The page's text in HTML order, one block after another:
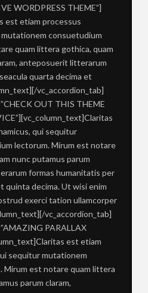
WORDPRESS THEME”]
est etiam processus
consuetudium
quam littera gothica, quam
anteposuerit litterarum
quarta decima et
vc_accordion_tab]
OUT THIS THEME
qui sequitur
lectorum. Mirum est notare
nunc putamus parum
formas humanitatis per
quinta decima. Ut wisi enim
exerci tation ullamcorper
vc_accordion_tab]
PARALLAX
est etiam
sequitur mutationem
Mirum est notare quam littera
parum claram,